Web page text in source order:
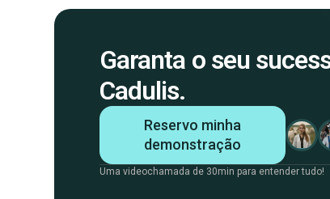
Garanta o seu
Cadulis.
Reservo minha
demonstração
Uma videochamada de 30min para entender tudo!